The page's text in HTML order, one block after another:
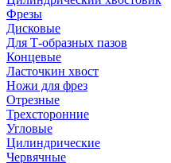
Фрезы
Дисковые
Для Т-образных пазов
Концевые
Ласточкин хвост
Ножи для фрез
Отрезные
Трехсторонние
Угловые
Цилиндрические
Червячные